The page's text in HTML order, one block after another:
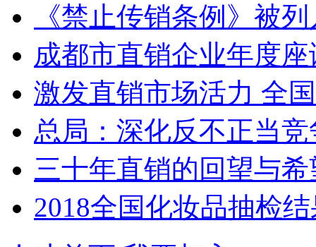
《禁止传销条例》被
成都市直销企业年度
激发直销市场活力 全
总局：深化反不正当
三十年直销的回望与希
2018全国化妆品抽检